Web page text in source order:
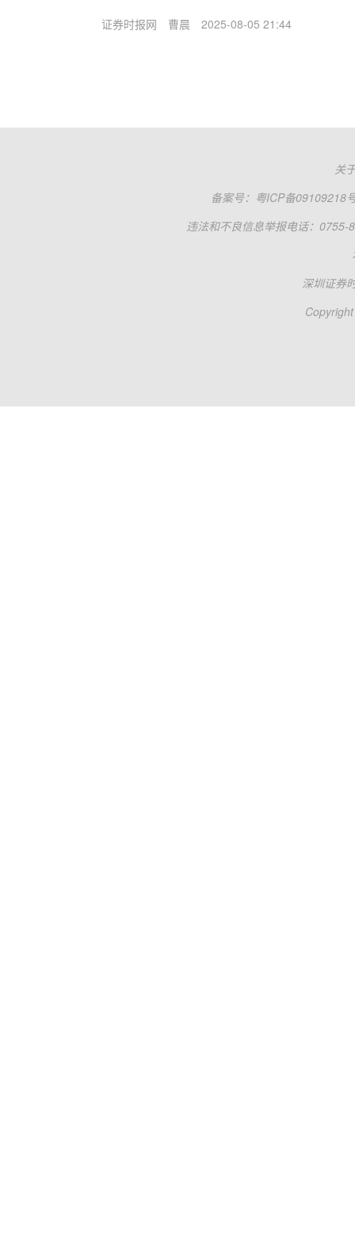
证券时报网 曹晨 2025-08-05 21:44
关
备案号： 粤ICP备09109218
违法和不良信息举报电话：0755-
深圳证券